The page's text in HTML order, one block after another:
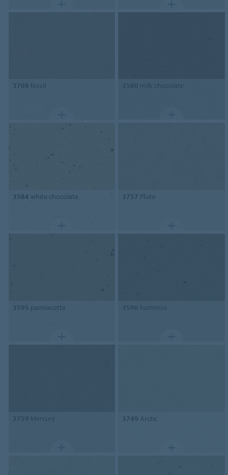
3708 fossil 3580 milk chocolate
3584 white chocolate 3757 Pluto
3595 pannacotta 3596 hummus
3759 Mercury 3749 Arctic